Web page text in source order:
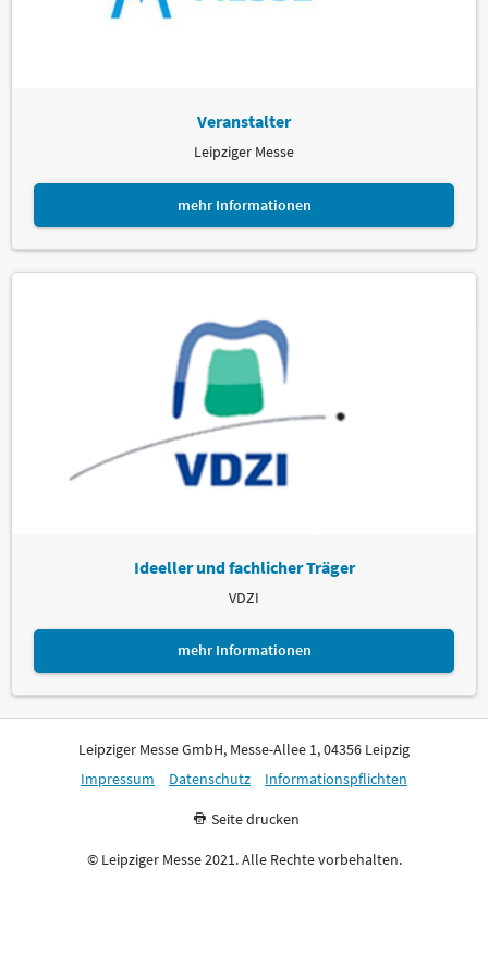
Veranstalter
Leipziger Messe
mehr Informationen
Ideeller und fachlicher Träger
VDZI
mehr Informationen
Leipziger Messe GmbH, Messe-Allee 1, 04356 Leipzig
Impressum
Datenschutz Informationspflichten
Seite drucken
© Leipziger Messe 2021. Alle Rechte vorbehalten.